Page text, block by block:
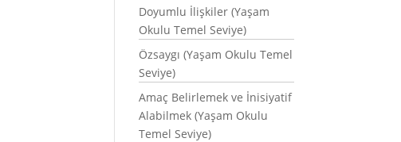
Doyumlu İlişkiler (Yaşam
Okulu Temel Seviye)
Özsaygı (Yaşam Okulu Temel
Seviye)
Amaç Belirlemek ve İnisiyatif
Alabilmek (Yaşam Okulu
Temel Seviye)